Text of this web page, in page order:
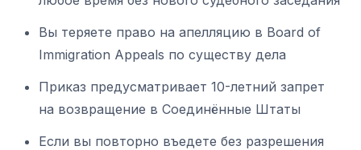
Вы теряете право на апелляцию в Board of
Immigration Appeals по существу дела
Приказ предусматривает 10-летний запрет
на возвращение в Соединённые Штаты
Если вы повторно въедете без разрешения